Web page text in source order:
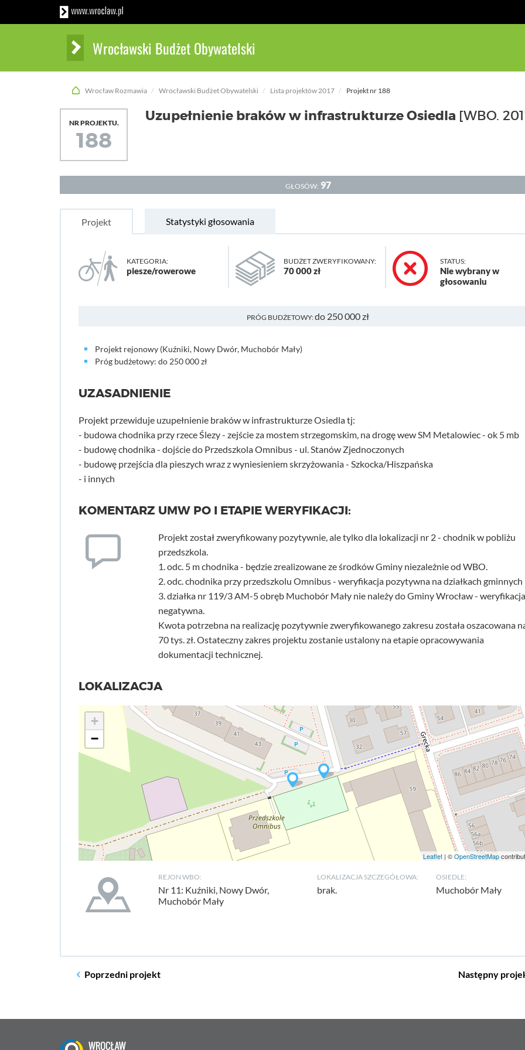
Wrocławski Budżet Obywatelski
Wrocław Rozmawia Wrocławski Budżet Obywatelski Lista projektów 2017 Projekt nr 188
NR PROJEKTU.
188
Uzupełnienie braków w infrastrukturze Osiedla [WBO.
GŁOSÓW: 97
Projekt Statystyki głosowania
KATEGORIA:
piesze/rowerowe
BUDŻET ZWERYFIKOWANY:
70 000 zł
STATUS:
Nie wybrany w
głosowaniu
PRÓG BUDŻETOWY:do 250 000 zł
Projekt rejonowy (Kuźniki, Nowy Dwór, Muchobór Mały)
Próg budżetowy: do 250 000 zł
UZASADNIENIE
Projekt przewiduje uzupełnienie braków w infrastrukturze Osiedla tj:
- budowa chodnika przy rzece Ślezy - zejście za mostem strzegomskim, na drogę wew SM Metalowiec - ok 5 mb
- budowę chodnika - dojście do Przedszkola Omnibus - ul. Stanów Zjednoczonych
- budowę przejścia dla pieszych wraz z wyniesieniem skrzyżowania - Szkocka/Hiszpańska
- i innych
KOMENTARZ UMW PO I ETAPIE WERYFIKACJI:
Projekt został zweryfikowany pozytywnie, ale tylko dla lokalizacji nr 2 - chodnik w pobliżu
przedszkola.
1. odc. 5 m chodnika - będzie zrealizowane ze środków Gminy niezależnie od WBO.
2. odc. chodnika przy przedszkolu Omnibus - weryfikacja pozytywna na działkach gminnych
3. działka nr 119/3 AM-5 obręb Muchobór Mały nie należy do Gminy Wrocław - weryfikacja
negatywna.
Kwota potrzebna na realizację pozytywnie zweryfikowanego zakresu została oszacowana
70 tys. zł. Ostateczny zakres projektu zostanie ustalony na etapie opracowywania
dokumentacji technicznej.
LOKALIZACJA
+
−
Leaflet| ©OpenStreetMap
REJON WBO:
Nr 11: Kuźniki, Nowy Dwór,
Muchobór Mały
LOKALIZACJA SZCZEGÓŁOWA:
brak.
OSIEDLE:
Muchobór Mały
Poprzedni projekt Następny